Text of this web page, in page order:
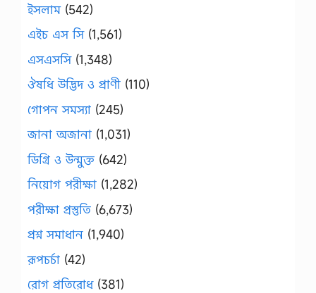
ইসলাম(542)
এইচ এস সি(1,561)
এসএসসি(1,348)
ঔষধি উদ্ভিদ ও প্রাণী (110)
গোপন সমস্যা (245)
জানা অজানা (1,031)
ডিগ্রি ও উন্মুক্ত (642)
নিয়োগ পরীক্ষা (1,282)
পরীক্ষা প্রস্তুতি (6,673)
প্রশ্ন সমাধান (1,940)
রূপচর্চা (42)
রোগ প্রতিরোধ(381)